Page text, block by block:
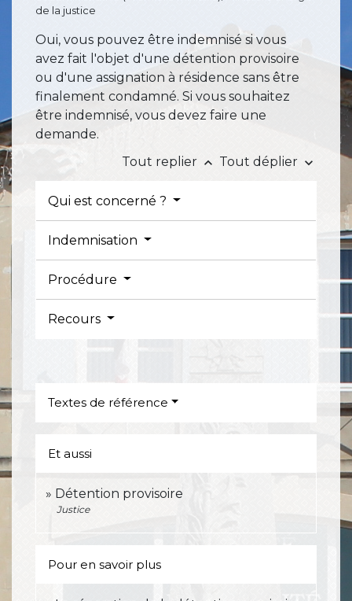
de la justice
Oui, vous pouvez être indemnisé si vous
avez fait l'objet d'une détention provisoire
ou d'une assignation à résidence sans être
finalement condamné. Si vous souhaitez
être indemnisé, vous devez faire une
demande.
Tout replier keyboard_arrow_up Tout déplier keyboard_arrow_down
Qui est concerné ?
Indemnisation
Procédure
Recours
Textes de référence
Et aussi
Détention provisoire
Justice
Pour en savoir plus